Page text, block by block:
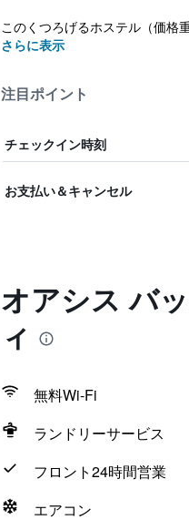
このくつろげるホステル（価格
さらに表示
注目ポイント
チェックイン時刻
お支払い＆キャンセル
オアシス バ
ィ
無料Wi-Fi
ランドリーサービス
フロント24時間営業
エアコン